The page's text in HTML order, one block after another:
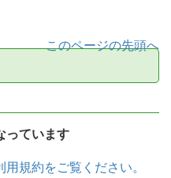
このページの先頭へ
っています
用規約をご覧ください。